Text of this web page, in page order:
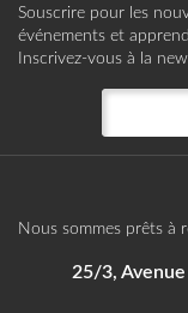
Souscrire pour les
événements et
Inscrivez-vous à la
Nous sommes prêts à
25/3,